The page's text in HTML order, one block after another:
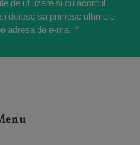
de utilizare si cu acordul
doresc sa primesc ultimele
adresa de e-mail *